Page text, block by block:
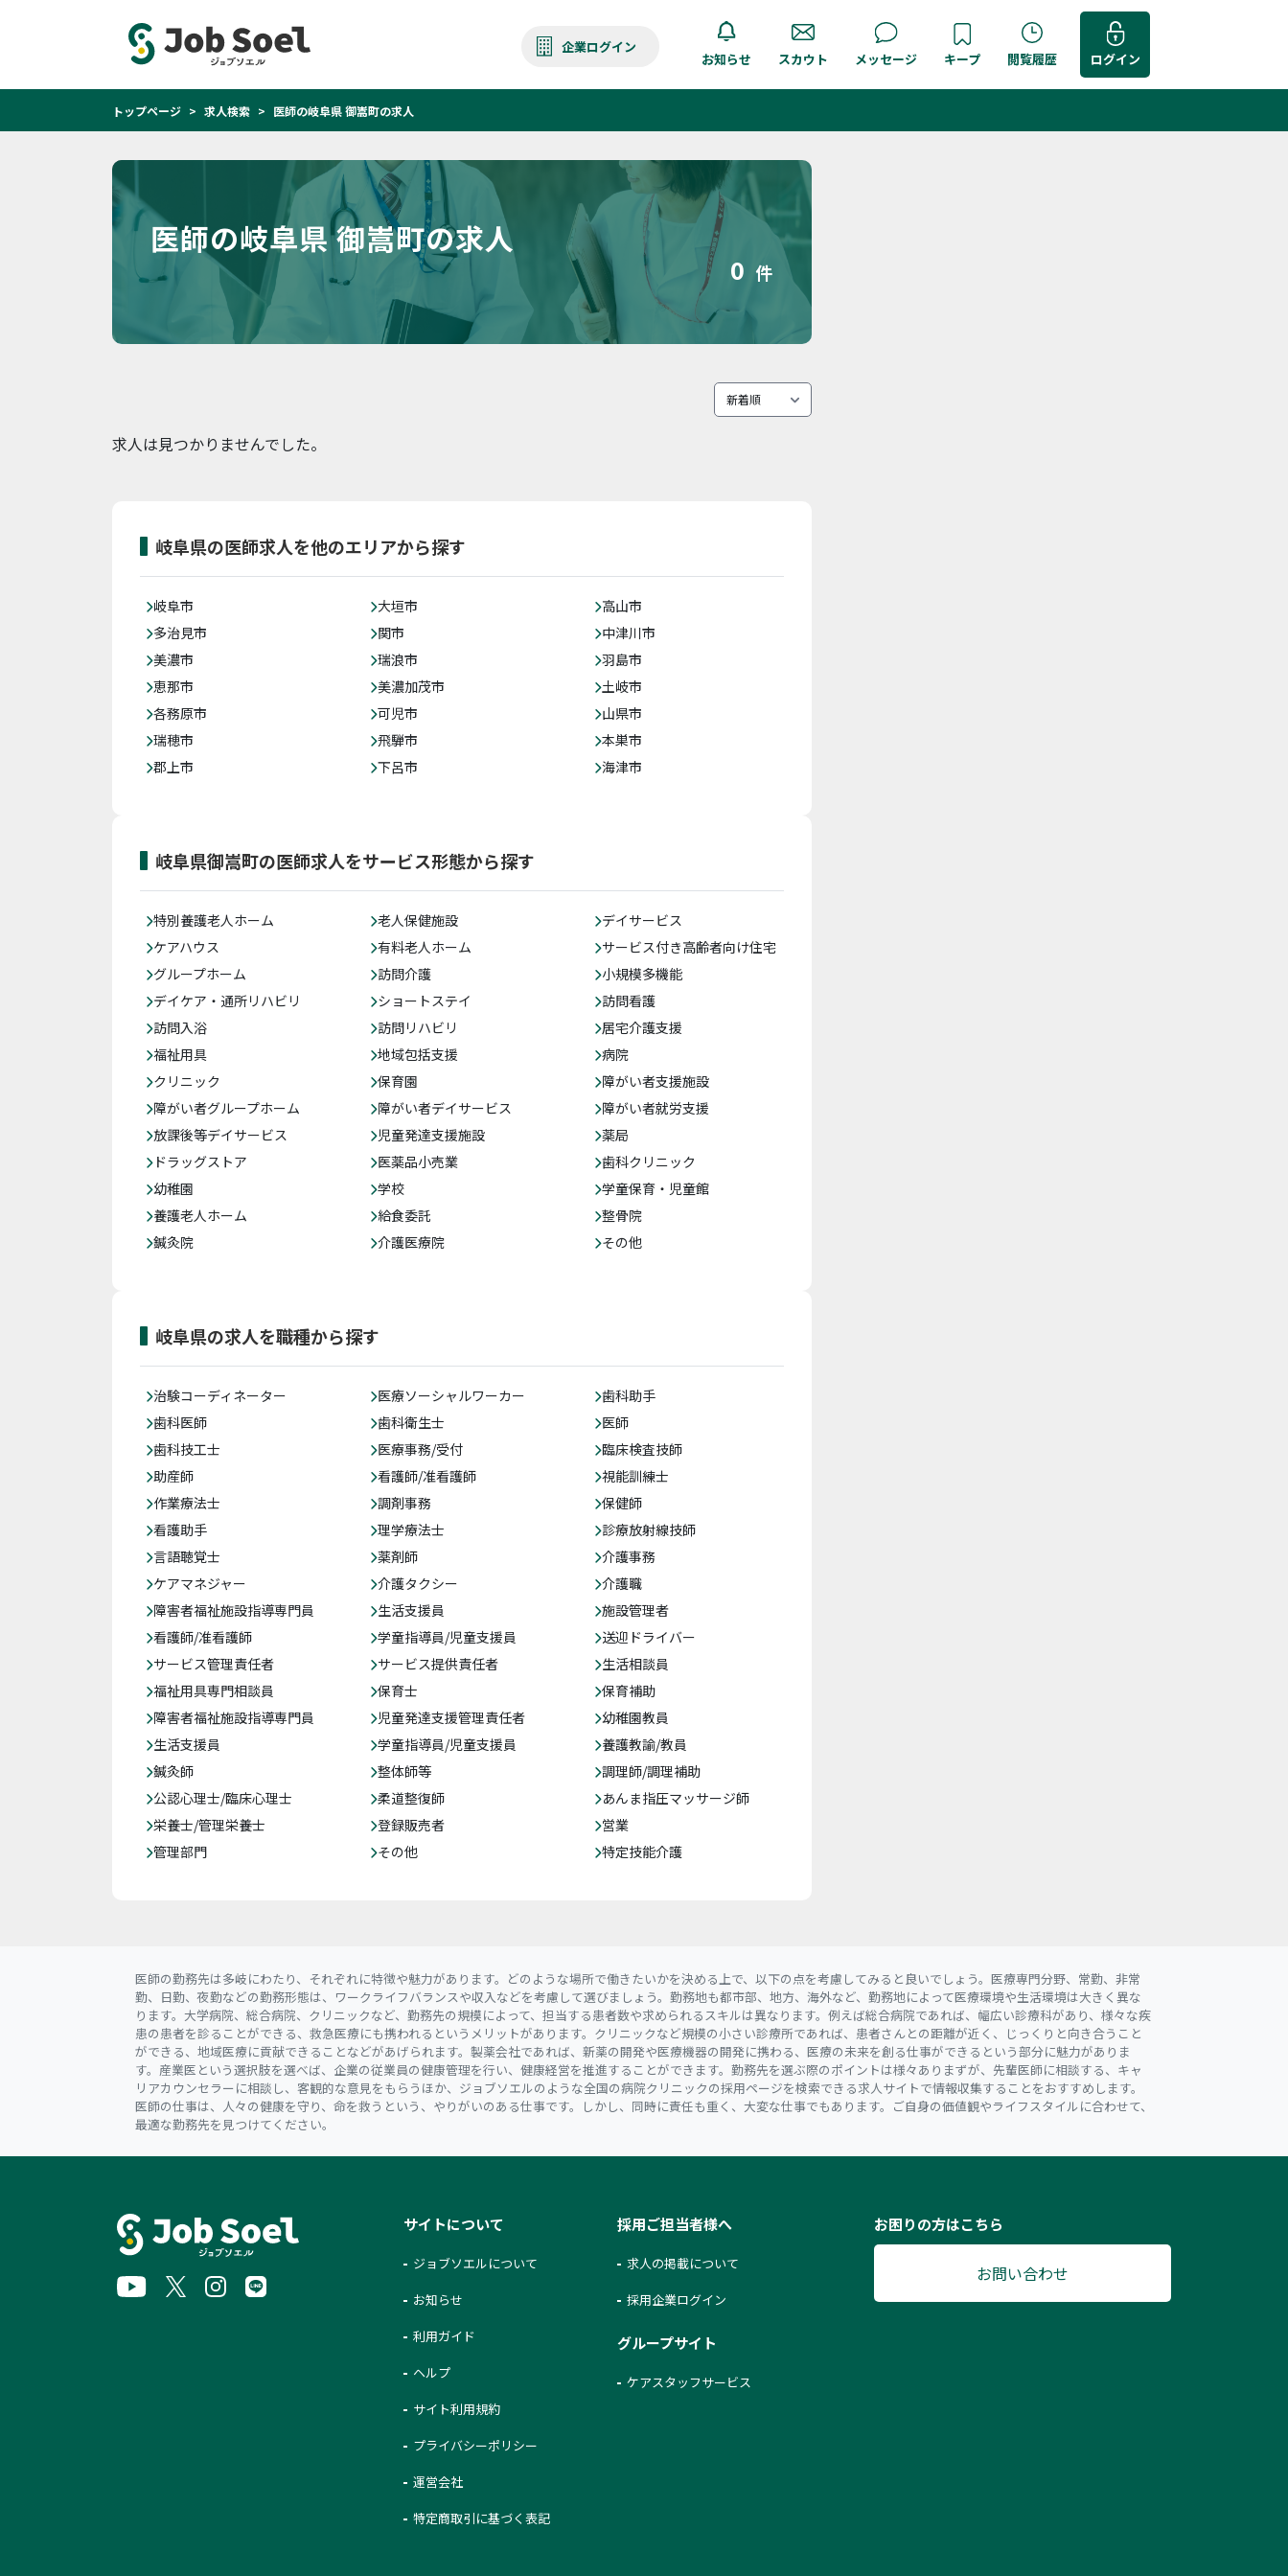
企業ログイン
お知らせ スカウト メッセージ キープ 閲覧履歴 ログイン
トップページ 求人検索 医師の岐阜県 御嵩町の求人
医師の岐阜県 御嵩町の求人
0 件
求人は見つかりませんでした。
岐阜県の医師求人を他のエリアから探す
岐阜市 大垣市
高山市
多治見市
関市
中津川市
美濃市
瑞浪市
羽島市
恵那市
美濃加茂市
土岐市
各務原市
可児市
山県市
瑞穂市
飛騨市
本巣市
郡上市
下呂市 海津市
岐阜県御嵩町の医師求人をサービス形態から探す
特別養護老人ホーム 老人保健施設
デイサービス
ケアハウス
有料老人ホーム
サービス付き高齢者向け住宅
グループホーム
訪問介護
小規模多機能
デイケア・通所リハビリ
ショートステイ
訪問看護
訪問入浴
訪問リハビリ
居宅介護支援
福祉用具
地域包括支援
病院
クリニック
保育園
障がい者支援施設
障がい者グループホーム
障がい者デイサービス
障がい者就労支援
放課後等デイサービス
児童発達支援施設
薬局
ドラッグストア
医薬品小売業
歯科クリニック
幼稚園
学校
学童保育・児童館
養護老人ホーム
給食委託
整骨院
鍼灸院
介護医療院 その他
岐阜県の求人を職種から探す
治験コーディネーター 医療ソーシャルワーカー
歯科助手
歯科医師
歯科衛生士
医師
歯科技工士
医療事務/受付
臨床検査技師
助産師
看護師/准看護師
視能訓練士
作業療法士
調剤事務
保健師
看護助手
理学療法士
診療放射線技師
言語聴覚士
薬剤師
介護事務
ケアマネジャー
介護タクシー
介護職
障害者福祉施設指導専門員
生活支援員
施設管理者
看護師/准看護師
学童指導員/児童支援員
送迎ドライバー
サービス管理責任者
サービス提供責任者
生活相談員
福祉用具専門相談員
保育士
保育補助
障害者福祉施設指導専門員
児童発達支援管理責任者
幼稚園教員
生活支援員
学童指導員/児童支援員
養護教諭/教員
鍼灸師
整体師等
調理師/調理補助
公認心理士/臨床心理士
柔道整復師
あんま指圧マッサージ師
栄養士/管理栄養士
登録販売者
営業
管理部門
その他 特定技能介護
医師の勤務先は多岐にわたり、それぞれに特徴や魅力があります。どのような場所で働きたいかを決める上で、以下の点を考慮してみると良いでしょう。医療専門分野、常勤、非常
勤、日勤、夜勤などの勤務形態は、ワークライフバランスや収入などを考慮して選びましょう。勤務地も都市部、地方、海外など、勤務地によって医療環境や生活環境は大きく異な
ります。大学病院、総合病院、クリニックなど、勤務先の規模によって、担当する患者数や求められるスキルは異なります。例えば総合病院であれば、幅広い診療科があり、様々な疾
患の患者を診ることができる、救急医療にも携われるというメリットがあります。クリニックなど規模の小さい診療所であれば、患者さんとの距離が近く、じっくりと向き合うこと
ができる、地域医療に貢献できることなどがあげられます。製薬会社であれば、新薬の開発や医療機器の開発に携わる、医療の未来を創る仕事ができるという部分に魅力がありま
す。産業医という選択肢を選べば、企業の従業員の健康管理を行い、健康経営を推進することができます。勤務先を選ぶ際のポイントは様々ありまずが、先輩医師に相談する、キャ
リアカウンセラーに相談し、客観的な意見をもらうほか、ジョブソエルのような全国の病院クリニックの採用ページを検索できる求人サイトで情報収集することをおすすめします。
医師の仕事は、人々の健康を守り、命を救うという、やりがいのある仕事です。しかし、同時に責任も重く、大変な仕事でもあります。ご自身の価値観やライフスタイルに合わせて、
最適な勤務先を見つけてください。
サイトについて
ジョブソエルについて
お知らせ
利用ガイド
ヘルプ
サイト利用規約
プライバシーポリシー
運営会社
特定商取引に基づく表記
採用ご担当者様へ
求人の掲載について
採用企業ログイン
グループサイト
ケアスタッフサービス
お困りの方はこちら
お問い合わせ